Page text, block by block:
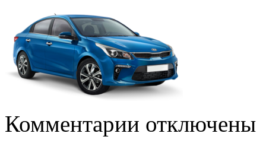
Комментарии записи
отключены